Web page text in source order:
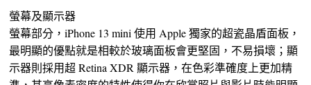
螢幕及顯示器
螢幕部分，iPhone 13 mini 使用 Apple 獨家的超瓷晶盾面板，
最明顯的優點就是相較於玻璃面板會更堅固，不易損壞；顯
示器則採用超 Retina XDR 顯示器，在色彩準確度上更加精